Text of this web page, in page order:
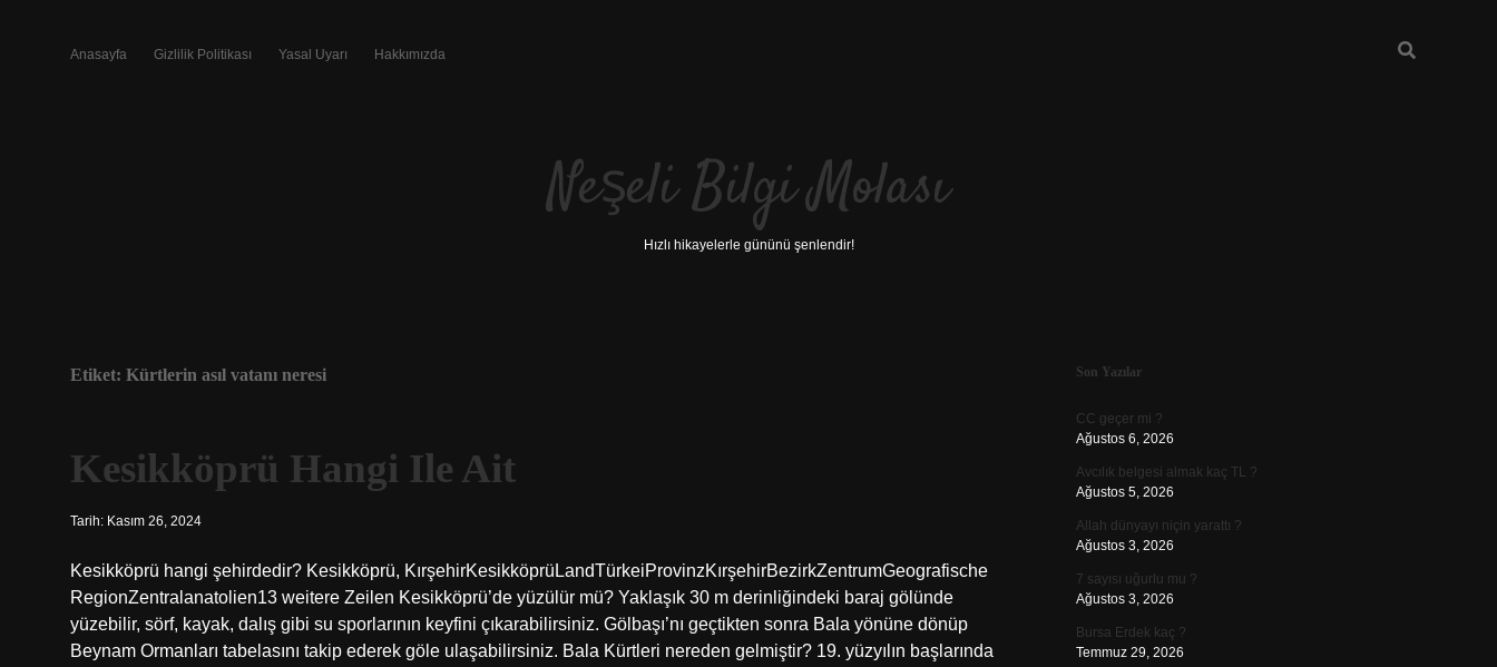
Anasayfa Gizlilik Politikası Yasal Uyarı Hakkımızda
Neşeli Bilgi Molası
Hızlı hikayelerle gününü şenlendir!
Etiket: Kürtlerin asıl vatanı neresi
Kesikköprü Hangi Ile Ait
Tarih: Kasım 26, 2024
Kesikköprü hangi şehirdedir? Kesikköprü, KırşehirKesikköprüLandTürkeiProvinzKırşehirBezirkZentrumGeografische
RegionZentralanatolien13 weitere Zeilen Kesikköprü’de yüzülür mü? Yaklaşık 30 m derinliğindeki baraj gölünde
yüzebilir, sörf, kayak, dalış gibi su sporlarının keyfini çıkarabilirsiniz. Gölbaşı’nı geçtikten sonra Bala yönüne dönüp
Beynam Ormanları tabelasını takip ederek göle ulaşabilirsiniz. Bala Kürtleri nereden gelmiştir? 19. yüzyılın başlarında
Sidebar
Son Yazılar
CC geçer mi ?
Ağustos 6, 2026
Avcılık belgesi almak kaç TL ?
Ağustos 5, 2026
Allah dünyayı niçin yarattı ?
Ağustos 3, 2026
7 sayısı uğurlu mu ?
Ağustos 3, 2026
Bursa Erdek kaç ?
Temmuz 29, 2026